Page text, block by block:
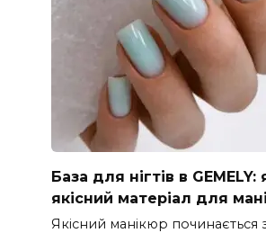
База для нігтів в
якісний матеріал для
Якісний манікюр починається